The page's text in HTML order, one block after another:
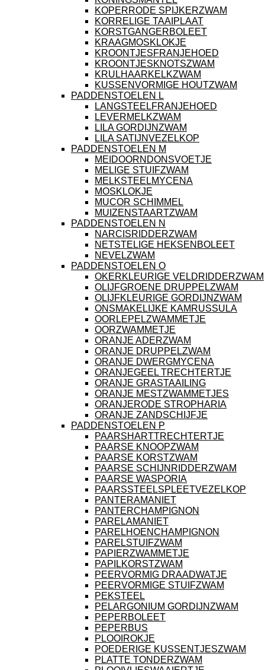
KOPERRODE SPIJKERZWAM
KORRELIGE TAAIPLAAT
KORSTGANGERBOLEET
KRAAGMOSKLOKJE
KROONTJESFRANJEHOED
KROONTJESKNOTSZWAM
KRULHAARKELKZWAM
KUSSENVORMIGE HOUTZWAM
PADDENSTOELEN L
LANGSTEELFRANJEHOED
LEVERMELKZWAM
LILA GORDIJNZWAM
LILA SATIJNVEZELKOP
PADDENSTOELEN M
MEIDOORNDONSVOETJE
MELIGE STUIFZWAM
MELKSTEELMYCENA
MOSKLOKJE
MUCOR SCHIMMEL
MUIZENSTAARTZWAM
PADDENSTOELEN N
NARCISRIDDERZWAM
NETSTELIGE HEKSENBOLEET
NEVELZWAM
PADDENSTOELEN O
OKERKLEURIGE VELDRIDDERZWAM
OLIJFGROENE DRUPPELZWAM
OLIJFKLEURIGE GORDIJNZWAM
ONSMAKELIJKE KAMRUSSULA
OORLEPELZWAMMETJE
OORZWAMMETJE
ORANJE ADERZWAM
ORANJE DRUPPELZWAM
ORANJE DWERGMYCENA
ORANJEGEEL TRECHTERTJE
ORANJE GRASTAAILING
ORANJE MESTZWAMMETJES
ORANJERODE STROPHARIA
ORANJE ZANDSCHIJFJE
PADDENSTOELEN P
PAARSHARTTRECHTERTJE
PAARSE KNOOPZWAM
PAARSE KORSTZWAM
PAARSE SCHIJNRIDDERZWAM
PAARSE WASPORIA
PAARSSTEELSPLEETVEZELKOP
PANTERAMANIET
PANTERCHAMPIGNON
PARELAMANIET
PARELHOENCHAMPIGNON
PARELSTUIFZWAM
PAPIERZWAMMETJE
PAPILKORSTZWAM
PEERVORMIG DRAADWATJE
PEERVORMIGE STUIFZWAM
PEKSTEEL
PELARGONIUM GORDIJNZWAM
PEPERBOLEET
PEPERBUS
PLOOIROKJE
POEDERIGE KUSSENTJESZWAM
PLATTE TONDERZWAM